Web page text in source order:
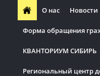
О нас Новости
Форма обращения
КВАНТОРИУМ СИБИРЬ
Региональный центр